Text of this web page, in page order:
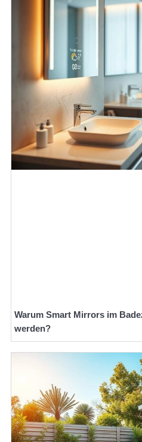
Warum Smart Mirrors im
werden?